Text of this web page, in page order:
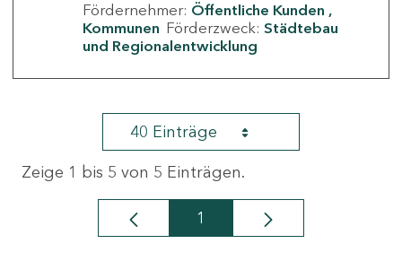
Fördernehmer: Öffentliche Kunden
Kommunen Förderzweck: Städtebau
und Regionalentwicklung
40 Einträge
Zeige 1 bis 5 von 5 Einträgen.
Seite
1